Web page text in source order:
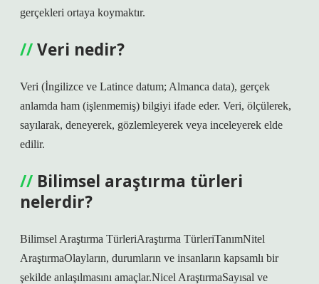
gerçekleri ortaya koymaktır.
Veri nedir?
Veri (İngilizce ve Latince datum; Almanca data), gerçek
anlamda ham (işlenmemiş) bilgiyi ifade eder. Veri, ölçülerek,
sayılarak, deneyerek, gözlemleyerek veya inceleyerek elde
edilir.
Bilimsel araştırma türleri
nelerdir?
Bilimsel Araştırma TürleriAraştırma TürleriTanımNitel
AraştırmaOlayların, durumların ve insanların kapsamlı bir
şekilde anlaşılmasını amaçlar.Nicel AraştırmaSayısal ve